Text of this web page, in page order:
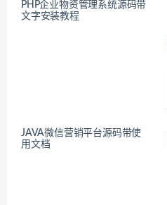
PHP企业物资管理系统源码带
文字安装教程
JAVA微信营销平台源码带使
用文档